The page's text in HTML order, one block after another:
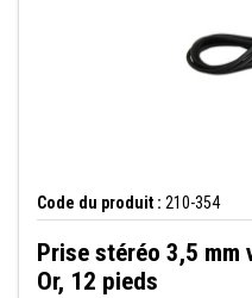
Code du produit : 210-354
Prise stéréo 3,5 mm
Or, 12 pieds